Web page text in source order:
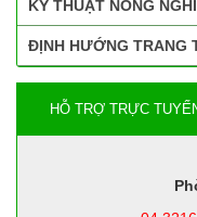
KỸ THUẬT NÔNG
ĐỊNH HƯỚNG TRANG
HỖ TRỢ TRỰC